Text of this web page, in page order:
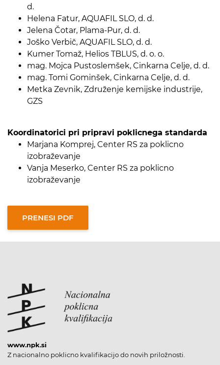
d.
Helena Fatur, AQUAFIL SLO, d. d.
Jelena Čotar, Plama-Pur, d. d.
Joško Verbič, AQUAFIL SLO, d. d.
Kumer Tomaž, Helios TBLUS, d. o. o.
mag. Mojca Pustoslemšek, Cinkarna Celje, d. d.
mag. Tomi Gominšek, Cinkarna Celje, d. d.
Metka Zevnik, Združenje kemijske industrije,
GZS
Koordinatorici pri pripravi poklicnega standarda
Marjana Komprej, Center RS za poklicno
izobraževanje
Vanja Meserko, Center RS za poklicno
izobraževanje
www.npk.si
Z nacionalno poklicno kvalifikacijo do novih priložnosti.